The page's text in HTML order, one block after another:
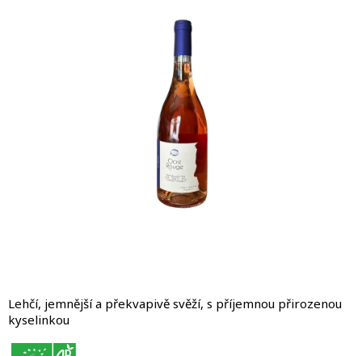
Lehčí, jemnější a překvapivě svěží, s příjemnou přirozenou
kyselinkou